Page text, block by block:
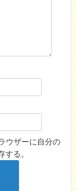
ウザーに自分の
する。